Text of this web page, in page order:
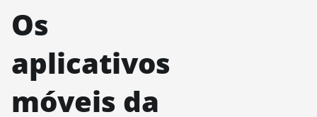
Os
aplicativos
móveis da